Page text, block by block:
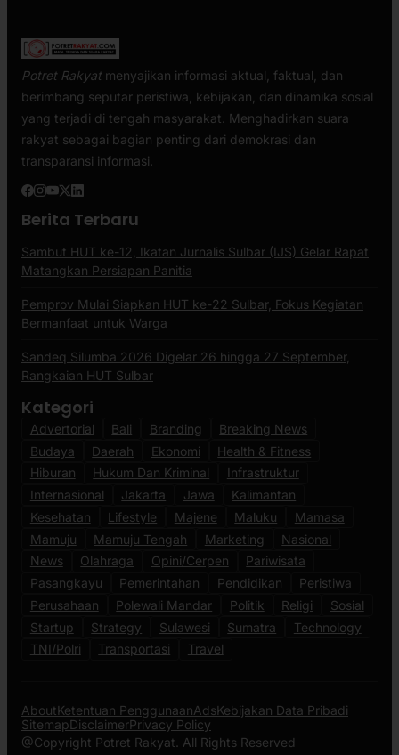
Potret Rakyatmenyajikan informasi aktual, faktual, dan
berimbang seputar peristiwa, kebijakan, dan dinamika sosial
yang terjadi di tengah masyarakat. Menghadirkan suara
rakyat sebagai bagian penting dari demokrasi dan
transparansi informasi.
Berita Terbaru
Sambut HUT ke-12, Ikatan Jurnalis Sulbar (IJS) Gelar Rapat
Matangkan Persiapan Panitia
Pemprov Mulai Siapkan HUT ke-22 Sulbar, Fokus Kegiatan
Bermanfaat untuk Warga
Sandeq Silumba 2026 Digelar 26 hingga 27 September,
Rangkaian HUT Sulbar
Kategori
Advertorial Bali Branding
Breaking News
Budaya
Daerah Ekonomi
Health & Fitness
Hiburan
Hukum Dan Kriminal
Infrastruktur
Internasional
Jakarta Jawa
Kalimantan
Kesehatan
Lifestyle Majene Maluku
Mamasa
Mamuju
Mamuju Tengah Marketing
Nasional
News
Olahraga Opini/Cerpen
Pariwisata
Pasangkayu
Pemerintahan Pendidikan
Peristiwa
Perusahaan
Polewali Mandar Politik Religi
Sosial
Startup
Strategy Sulawesi Sumatra
Technology
TNI/Polri
Transportasi Travel
AboutKetentuan PenggunaanAdsKebijakan Data Pribadi
SitemapDisclaimerPrivacy Policy
@Copyright Potret Rakyat. All Rights Reserved